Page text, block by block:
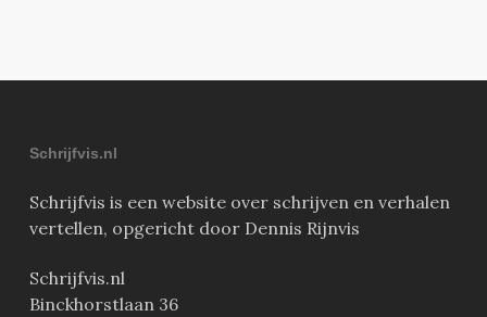
Schrijfvis.nl
Schrijfvis is een website over schrijven en verhalen
vertellen, opgericht door Dennis Rijnvis
Schrijfvis.nl
Binckhorstlaan 36